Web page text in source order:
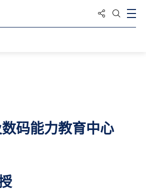
分享到
打开搜
打
码能力教育中心